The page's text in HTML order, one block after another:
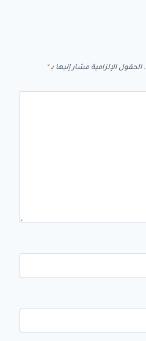
الحقول الإلزامية مشار إليها بـ*